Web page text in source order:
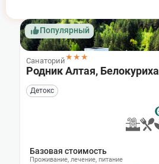
Популярный
Санаторий★★★
Родник Алтая, Белокуриха
Детокс
Базовая стоимость
Проживание лечение питание